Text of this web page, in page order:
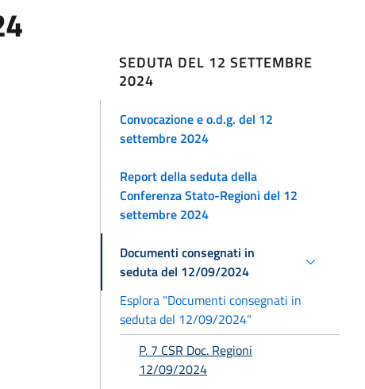
SEDUTA DEL 12 SETTEMBRE
2024
Convocazione e o.d.g. del 12
settembre 2024
Report della seduta della
Conferenza Stato-Regioni del 12
settembre 2024
Documenti consegnati in
seduta del 12/09/2024
Esplora "Documenti consegnati in
seduta del 12/09/2024"
P. 7 CSR Doc. Regioni
12/09/2024